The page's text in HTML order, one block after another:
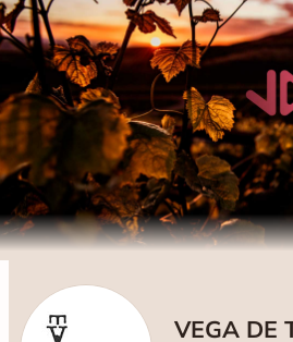
VEGA DE